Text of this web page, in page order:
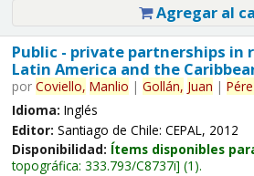
Agregar al
Public - private partnerships in
Latin America and the
por Coviello, Manlio | Gollán, Juan |
Idioma: Inglés
Editor: Santiago de Chile: CEPAL, 2012
Disponibilidad: Ítems disponibles
topográfica: 333.793/C8737i (1).